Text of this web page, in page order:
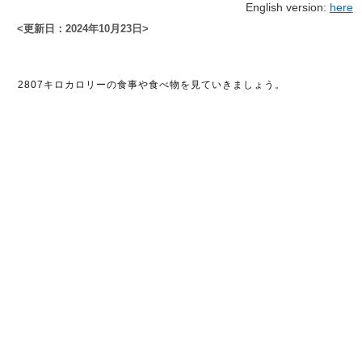
English version: here
<更新日：2024年10月23日>
2807キロカロリーの食事や食べ物を見ていきましょう。